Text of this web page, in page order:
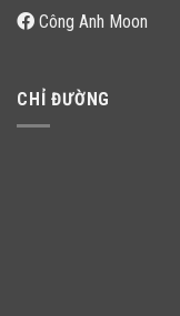
Công Anh Moon
CHỈ ĐƯỜNG